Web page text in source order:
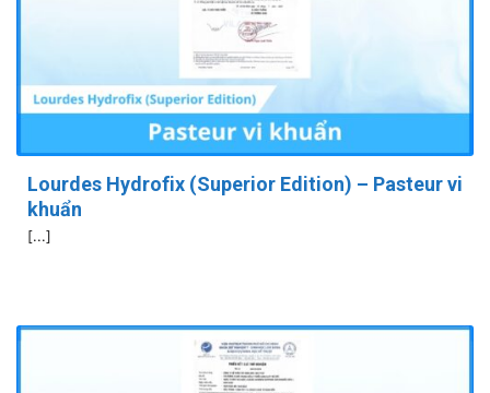
Lourdes Hydrofix (Superior Edition) – Pasteur vi
khuẩn
[...]